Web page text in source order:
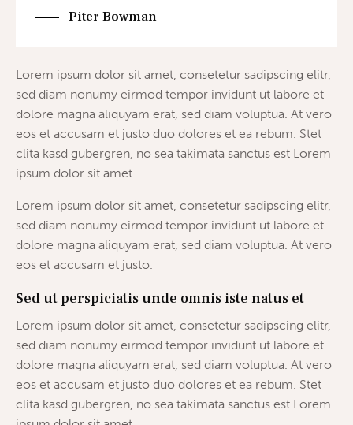
Piter Bowman
Lorem ipsum dolor sit amet, consetetur sadipscing elitr,
sed diam nonumy eirmod tempor invidunt ut labore et
dolore magna aliquyam erat, sed diam voluptua. At vero
eos et accusam et justo duo dolores et ea rebum. Stet
clita kasd gubergren, no sea takimata sanctus est Lorem
ipsum dolor sit amet.
Lorem ipsum dolor sit amet, consetetur sadipscing elitr,
sed diam nonumy eirmod tempor invidunt ut labore et
dolore magna aliquyam erat, sed diam voluptua. At vero
eos et accusam et justo.
Sed ut perspiciatis unde omnis iste natus et
Lorem ipsum dolor sit amet, consetetur sadipscing elitr,
sed diam nonumy eirmod tempor invidunt ut labore et
dolore magna aliquyam erat, sed diam voluptua. At vero
eos et accusam et justo duo dolores et ea rebum. Stet
clita kasd gubergren, no sea takimata sanctus est Lorem